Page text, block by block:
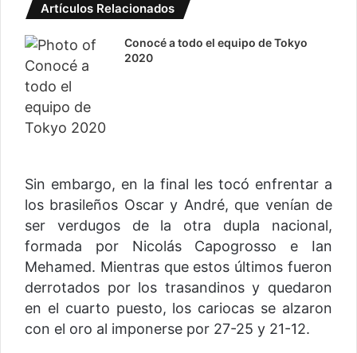
Artículos Relacionados
Conocé a todo el equipo de Tokyo
2020
Sin embargo, en la final les tocó enfrentar a
los brasileños Oscar y André, que venían de
ser verdugos de la otra dupla nacional,
formada por Nicolás Capogrosso e Ian
Mehamed. Mientras que estos últimos fueron
derrotados por los trasandinos y quedaron
en el cuarto puesto, los cariocas se alzaron
con el oro al imponerse por 27-25 y 21-12.